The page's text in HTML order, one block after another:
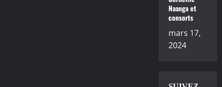
Naanga et
consorts
mars 17,
2024